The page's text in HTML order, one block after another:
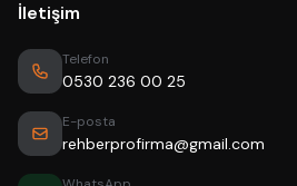
İletişim
Telefon
0530 236 00 25
E-posta
rehberprofirma@gmail.com